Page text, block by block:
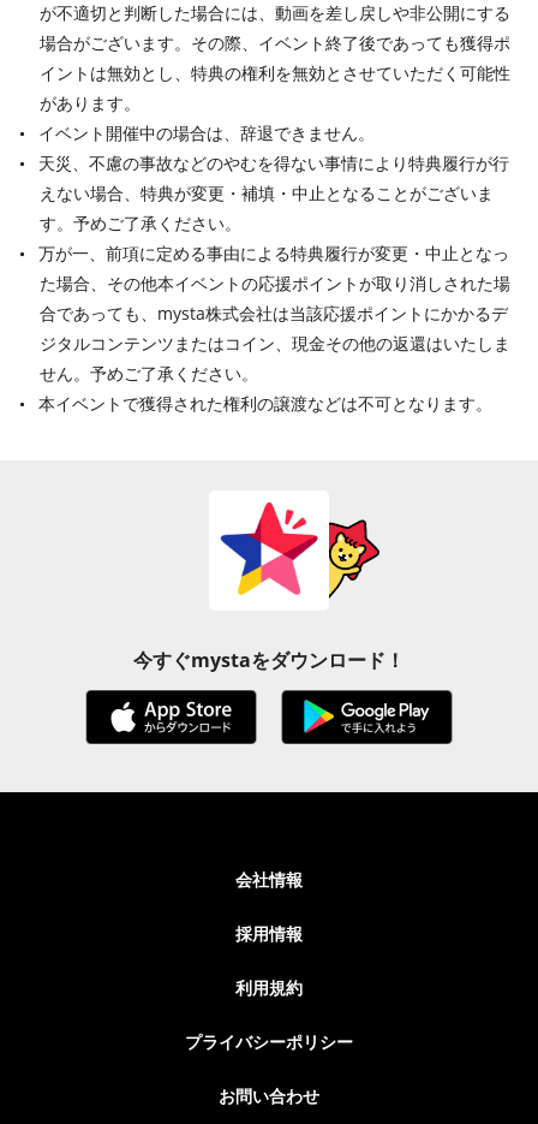
が不適切と判断した場合には、動画を差し戻しや非公開にする
場合がございます。その際、イベント終了後であっても獲得ポ
イントは無効とし、特典の権利を無効とさせていただく可能性
があります。
イベント開催中の場合は、辞退できません。
天災、不慮の事故などのやむを得ない事情により特典履行が行
えない場合、特典が変更・補填・中止となることがございま
す。予めご了承ください。
万が一、前項に定める事由による特典履行が変更・中止となっ
た場合、その他本イベントの応援ポイントが取り消しされた場
合であっても、mysta株式会社は当該応援ポイントにかかるデ
ジタルコンテンツまたはコイン、現金その他の返還はいたしま
せん。予めご了承ください。
本イベントで獲得された権利の譲渡などは不可となります。
今すぐmystaをダウンロード！
会社情報
採用情報
利用規約
プライバシーポリシー
お問い合わせ